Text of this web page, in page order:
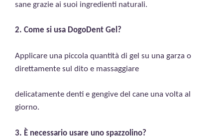
sane grazie ai suoi ingredienti naturali.
2. Come si usa DogoDent Gel?
Applicare una piccola quantità di gel su una garza o
direttamente sul dito e massaggiare
delicatamente denti e gengive del cane una volta al
giorno.
3. È necessario usare uno spazzolino?